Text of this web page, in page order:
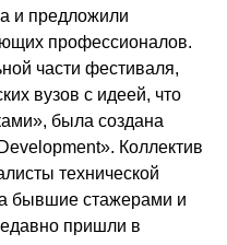
и предложили
профессионалов.
части фестиваля,
вузов с идеей, что
была создана
Коллектив
технической
бывшие стажерами и
пришли в